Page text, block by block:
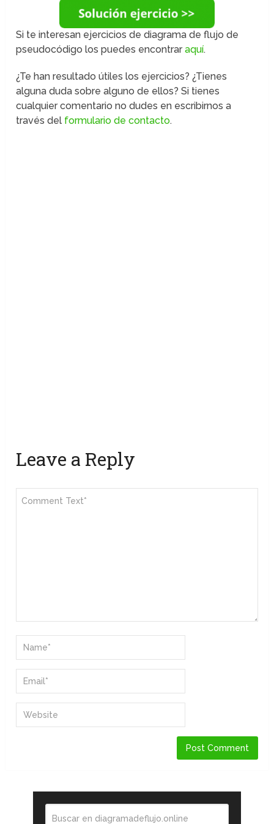
Si te interesan ejercicios de diagrama de flujo de
pseudocódigo los puedes encontraraquí.
¿Te han resultado útiles los ejercicios? ¿Tienes
alguna duda sobre alguno de ellos? Si tienes
cualquier comentario no dudes en escribirnos a
través del formulario de contacto.
Leave a Reply